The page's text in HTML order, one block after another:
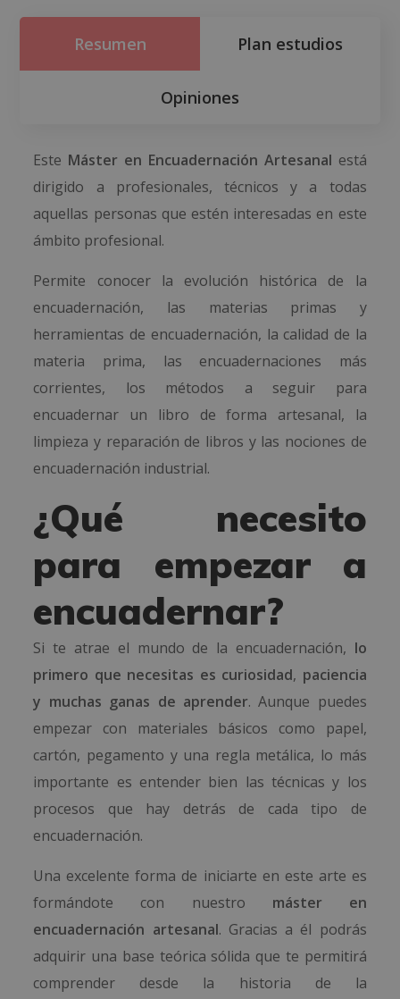
Resumen Plan estudios
Opiniones
Este Máster en Encuadernación Artesanal está
dirigido a profesionales, técnicos y a todas
aquellas personas que estén interesadas en este
ámbito profesional.
Permite conocer la evolución histórica de la
encuadernación, las materias primas y
herramientas de encuadernación, la calidad de la
materia prima, las encuadernaciones más
corrientes, los métodos a seguir para
encuadernar un libro de forma artesanal, la
limpieza y reparación de libros y las nociones de
encuadernación industrial.
¿Qué necesito
para empezar a
encuadernar?
Si te atrae el mundo de la encuadernación, lo
primero que necesitas es curiosidad, paciencia
y muchas ganas de aprender. Aunque puedes
empezar con materiales básicos como papel,
cartón, pegamento y una regla metálica, lo más
importante es entender bien las técnicas y los
procesos que hay detrás de cada tipo de
encuadernación.
Una excelente forma de iniciarte en este arte es
formándote con nuestro máster en
encuadernación artesanal. Gracias a él podrás
adquirir una base teórica sólida que te permitirá
comprender desde la historia de la